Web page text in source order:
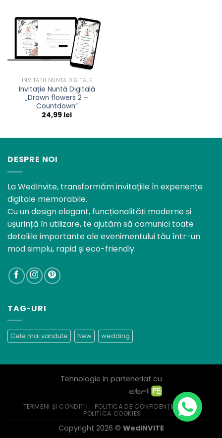
INVITAȚII NUNTĂ DIGITALE
Invitație Nuntă Digitală
„Drawn flowers 2 –
Countdown”
24,99 lei
DESPRE NOI
La WedInvite, transformăm invitațiile în experiențe
digitale memorabile.
Cu un design elegant, funcționalități moderne și
ușurință în utilizare, te ajutăm să comunici toate
detaliile importante ale evenimentului tău într-un
mod simplu, rapid și eco-friendly.
TAG-URI
Cele mai vandute New wedding
Tehnologie in parteneriat cu
TERMENI ȘI CONDIȚII
POLITICA DE CONFIDENȚIALITATE
POLITICA COOKIES
Copyright 2026 © WedINVITE